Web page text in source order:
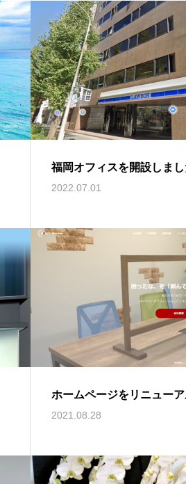
福岡オフィスを開設しま
2022.07.01
ホームページをリニュー
2021.08.28